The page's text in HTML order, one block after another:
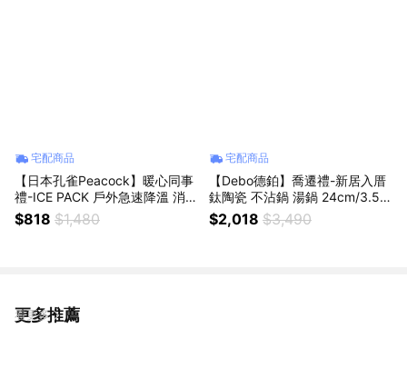
宅配商品
【日本孔雀Peacock】暖心同事
禮-ICE PACK 戶外急速降溫 消暑
神器 不鏽鋼保冰杯+保冰敷袋 5
00ml鋼杯
$818 $1,480
宅配商品
【Debo德鉑】喬遷禮-新居入厝
鈦陶瓷 不沾鍋 湯鍋 24cm/3.5L
IH全對應(贈鍋蓋+矽膠湯勺)
$2,018 $3,490
更多推薦
看更多